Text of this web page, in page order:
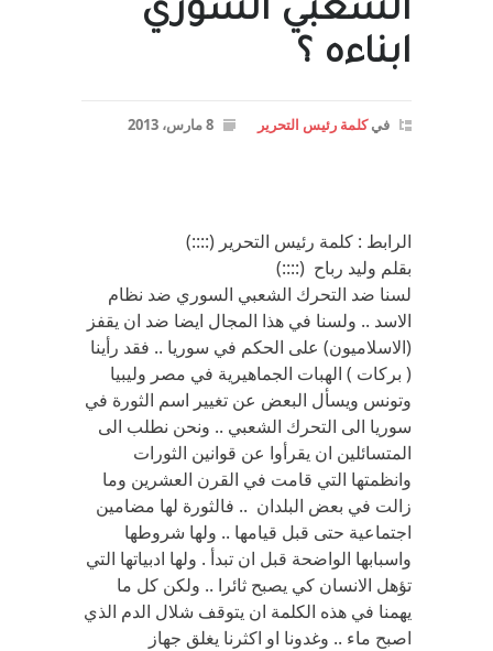
الشعبي السوري
ابناءه ؟
فيكلمة رئيس التحرير 8 مارس، 2013
الرابط : كلمة رئيس التحرير (::::)
بقلم وليد رباح (::::)
لسنا ضد التحرك الشعبي السوري ضد نظام
الاسد .. ولسنا في هذا المجال ايضا ضد ان يقفز
(الاسلاميون) على الحكم في سوريا .. فقد رأينا
( بركات ) الهبات الجماهيرية في مصر وليبيا
وتونس ويسأل البعض عن تغيير اسم الثورة في
سوريا الى التحرك الشعبي .. ونحن نطلب الى
المتسائلين ان يقرأوا عن قوانين الثورات
وانظمتها التي قامت في القرن العشرين وما
زالت في بعض البلدان .. فالثورة لها مضامين
اجتماعية حتى قبل قيامها .. ولها شروطها
واسبابها الواضحة قبل ان تبدأ . ولها ادبياتها التي
تؤهل الانسان كي يصبح ثائرا .. ولكن كل ما
يهمنا في هذه الكلمة ان يتوقف شلال الدم الذي
اصبح ماء .. وغدونا او اكثرنا يغلق جهاز